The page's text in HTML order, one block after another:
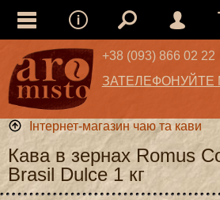
+38 (093) 866 02 22
ЗАТЕЛЕФОНУЙТЕ
Інтернет-магазин чаю та кави
Кава в зернах Romus
Brasil Dulce 1 кг